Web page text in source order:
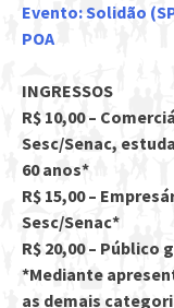
Evento:Solidão
POA
INGRESSOS
R$ 10,00 –
Sesc/Senac,
60 anos*
R$ 15,00 –
Sesc/Senac*
R$ 20,00 – Público
*Mediante
as demais